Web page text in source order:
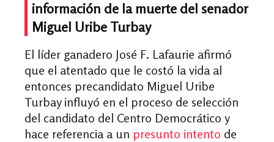
información de la muerte del senador
Miguel Uribe Turbay
El líder ganadero José F. Lafaurie afirmó
que el atentado que le costó la vida al
entonces precandidato Miguel Uribe
Turbay influyó en el proceso de selección
del candidato del Centro Democrático y
hace referencia a un presunto intento de